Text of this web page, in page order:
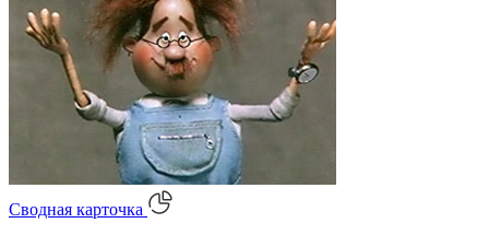
Сводная карточка